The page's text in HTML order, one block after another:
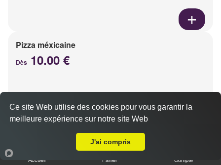
Pizza méxicaine
Dès 10.00 €
chorizo, poivrons
Accueil Panier Compte
Ce site Web utilise des cookies pour vous garantir la
meilleure expérience sur notre site Web
J'ai compris